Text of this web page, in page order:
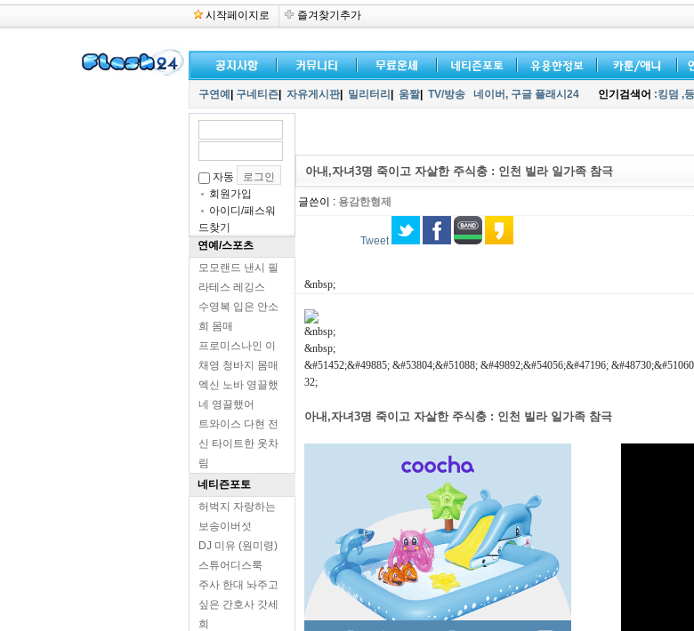
시작페이지로 즐겨찾기추가
구연예 구네티즌 자유게시판| 밀리터리 움짤| TV/방송 네이버, 구글 플래시24 인기검색어 :킹덤 ,
자동
회원가입
아이디/패스워
드찾기
연예/스포츠
모모랜드 낸시 필
라테스 레깅스
수영복 입은 안소
희 몸매
프로미스나인 이
채영 청바지 몸매
엑신 노바 영끌했
네 영끌했어
트와이스 다현 전
신 타이트한 옷차
림
네티즌포토
허벅지 자랑하는
보송이버섯
DJ 미유 (원미령)
스튜어디스룩
주사 한대 놔주고
싶은 간호사 갓세
희
아내,자녀3명 죽이고 자살한 주식충 : 인천 빌라 일가족 참극
글쓴이 : 용감한형제
Tweet
&nbsp;
&nbsp;
&nbsp;
&#51452;&#49885; &#53804;&#51088; &#49892;&#54056;&#47196;
32;
아내,자녀3명 죽이고 자살한 주식충 : 인천 빌라 일가족 참극